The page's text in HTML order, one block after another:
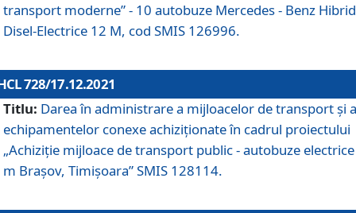
transport moderne” - 10 autobuze Mercedes - Benz Hibrid
Disel-Electrice 12 M, cod SMIS 126996.
728/17.12.2021
Titlu: Darea în administrare a mijloacelor de transport și a
echipamentelor conexe achiziționate în cadrul proiectului
„Achiziție mijloace de transport public - autobuze
m Brașov, Timișoara” SMIS 128114.